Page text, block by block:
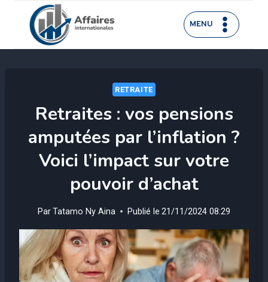
contenu
MENU
RETRAITE
Retraites : vos pensions
amputées par l’inflation ?
Voici l’impact sur votre
pouvoir d’achat
ParTatamo Ny Aina Publié le 21/11/2024 08:29